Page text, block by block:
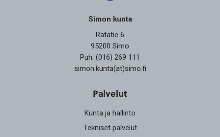
Simon kunta
Ratatie 6
95200 Simo
Puh. (016) 269 111
simon.kunta(at)simo.fi
Palvelut
Kunta ja hallinto
Tekniset palvelut